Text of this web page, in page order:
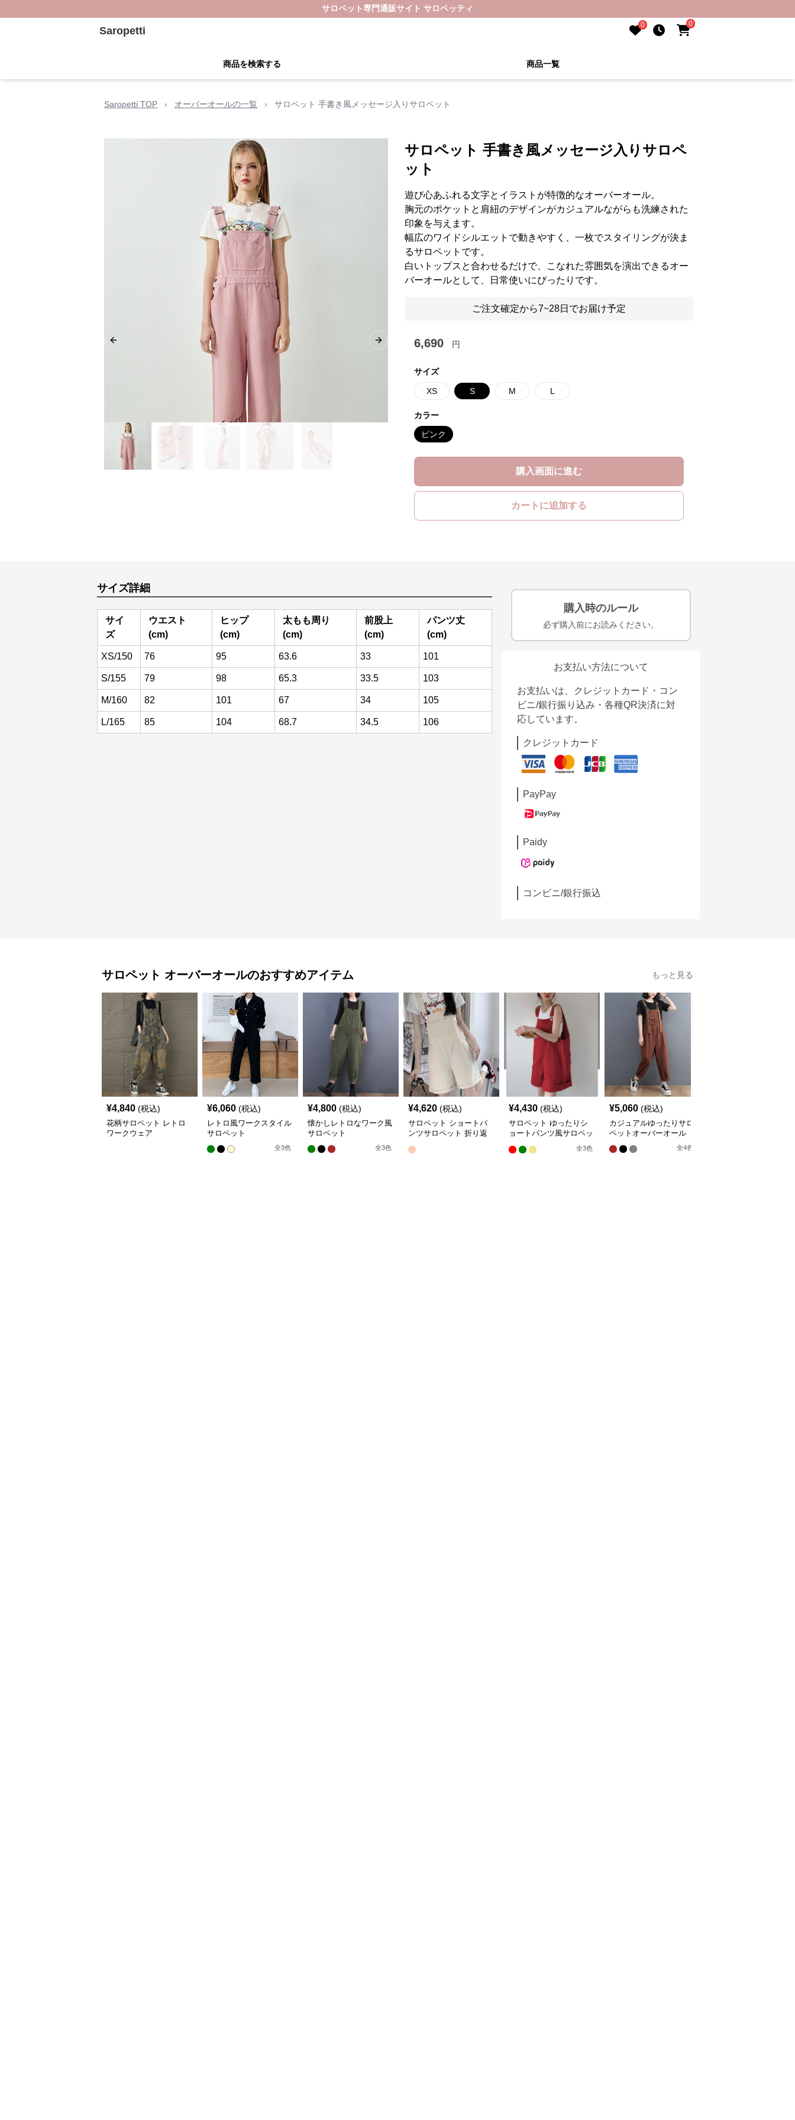
サロペット専門通販サイト サロペッティ
Saropetti 0 0
商品を検索する 商品一覧
Saropetti TOP › オーバーオールの一覧 › サロペット 手書き風メッセージ入りサロペット
Previous slide Next slide
サロペット 手書き風メッセージ入りサロペ
ット
遊び心あふれる文字とイラストが特徴的なオーバーオール。
胸元のポケットと肩紐のデザインがカジュアルながらも洗練された
印象を与えます。
幅広のワイドシルエットで動きやすく、一枚でスタイリングが決ま
るサロペットです。
白いトップスと合わせるだけで、こなれた雰囲気を演出できるオー
バーオールとして、日常使いにぴったりです。
ご注文確定から7~28日でお届け予定
6,690 円
サイズ
XS S M L
カラー
ピンク
購入画面に進む
カートに追加する
サイズ詳細
サイ
ズ
ウエスト
(cm)
ヒップ
(cm)
太もも周り
(cm)
前股上
(cm)
パンツ丈
(cm)
XS/150 76 95 63.6 33 101
S/155 79 98 65.3 33.5 103
M/160 82 101 67 34 105
L/165 85 104 68.7 34.5 106
購入時のルール
必ず購入前にお読みください。
お支払い方法について
お支払いは、クレジットカード・コン
ビニ/銀行振り込み・各種QR決済に対
応しています。
クレジットカード
PayPay
Paidy
コンビニ/銀行振込
サロペット オーバーオールのおすすめアイテム もっと見る
¥4,840 (税込)
花柄サロペット レトロ
ワークウェア
¥6,060 (税込)
レトロ風ワークスタイル
サロペット
全3色
¥4,800 (税込)
懐かしレトロなワーク風
サロペット
全3色
¥4,620 (税込)
サロペット ショートパ
ンツサロペット 折り返
¥4,430 (税込)
サロペット ゆったりシ
ョートパンツ風サロペッ
全3色
¥5,060 (税込)
カジュアルゆったりサロ
ペットオーバーオール
全4色